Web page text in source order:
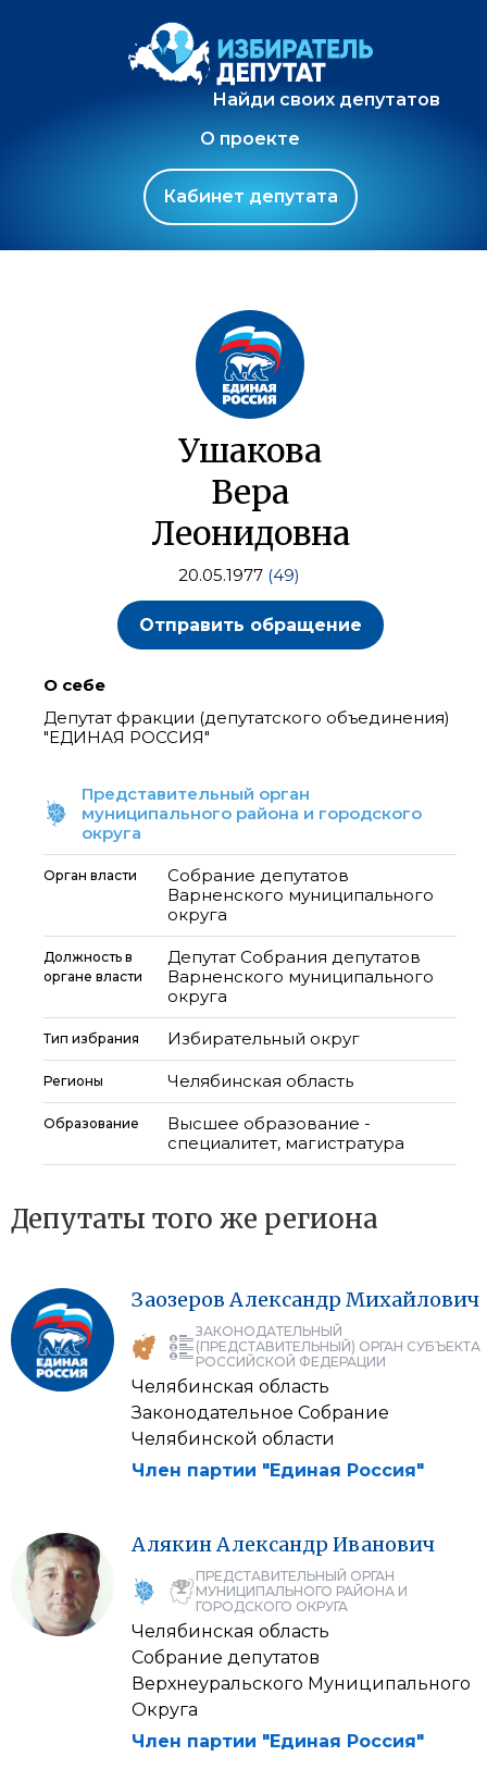
Найди своих депутатов
О проекте
Кабинет депутата
Ушакова
Вера
Леонидовна
20.05.1977 (49)
Отправить обращение
О себе
Депутат фракции (депутатского объединения)
"ЕДИНАЯ РОССИЯ"
Представительный орган
муниципального района и городского
округа
Орган власти
Собрание депутатов
Варненского муниципального
округа
Должность в
органе власти
Депутат Собрания депутатов
Варненского муниципального
округа
Тип избрания Избирательный округ
Регионы Челябинская область
Образование
Высшее образование -
специалитет, магистратура
Депутаты того же региона
Заозеров Александр Михайлович
ЗАКОНОДАТЕЛЬНЫЙ
(ПРЕДСТАВИТЕЛЬНЫЙ) ОРГАН СУБЪЕКТА
РОССИЙСКОЙ ФЕДЕРАЦИИ
Челябинская область
Законодательное Собрание
Челябинской области
Член партии "Единая Россия"
АлякинАлександр Иванович
ПРЕДСТАВИТЕЛЬНЫЙ ОРГАН
МУНИЦИПАЛЬНОГО РАЙОНА И
ГОРОДСКОГО ОКРУГА
Челябинская область
Собрание депутатов
Верхнеуральского Муниципального
Округа
Член партии "Единая Россия"